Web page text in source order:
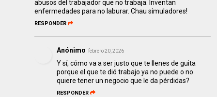
abusos del trabajador que no trabaja. Inventan
enfermedades para no laburar. Chau simuladores!
RESPONDER
Anónimo febrero 20, 2026
Y sí, cómo va a ser justo que te llenes de guita
porque el que te dió trabajo ya no puede o no
quiere tener un negocio que le da pérdidas?
RESPONDER